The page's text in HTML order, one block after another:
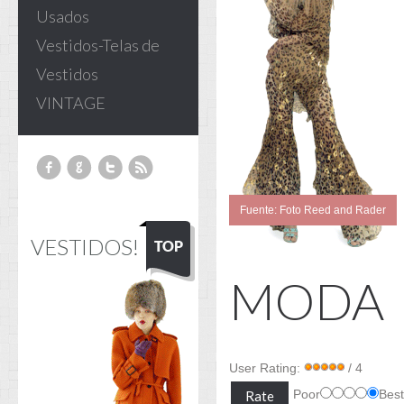
Usados
Vestidos-Telas de
Vestidos
VINTAGE
VESTIDOS!
Fuente: Foto Reed and Rader
MODA
User Rating:
/ 4
Poor